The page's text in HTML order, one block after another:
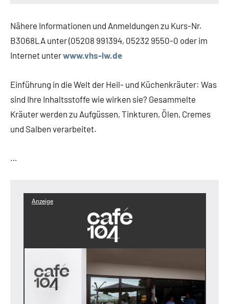
Nähere Informationen und Anmeldungen zu Kurs-Nr.
B3068LA unter (05208 991394, 05232 9550-0 oder im
Internet unterwww.vhs-lw.de
Einführung in die Welt der Heil- und Küchenkräuter: Was
sind Ihre Inhaltsstoffe wie wirken sie? Gesammelte
Kräuter werden zu Aufgüssen, Tinkturen, Ölen, Cremes
und Salben verarbeitet.
…
Anzeige